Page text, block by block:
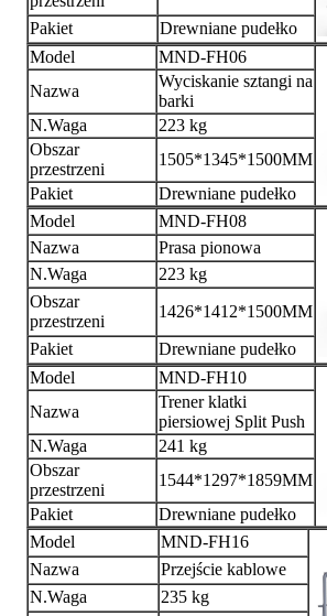
Pakiet
Drewniane pudełko
Model
MND-FH06
Nazwa
Wyciskanie sztangi na
barki
N.Waga
223 kg
Obszar
przestrzeni
1505*1345*1500MM
Pakiet
Drewniane pudełko
Model
MND-FH08
Nazwa
Prasa pionowa
N.Waga
223 kg
Obszar
przestrzeni
1426*1412*1500MM
Pakiet
Drewniane pudełko
Model
MND-FH10
Nazwa
Trener klatki
piersiowej Split Push
N.Waga
241 kg
Obszar
przestrzeni
1544*1297*1859MM
Pakiet
Drewniane pudełko
Model
MND-FH16
Nazwa
Przejście kablowe
N.Waga
235 kg